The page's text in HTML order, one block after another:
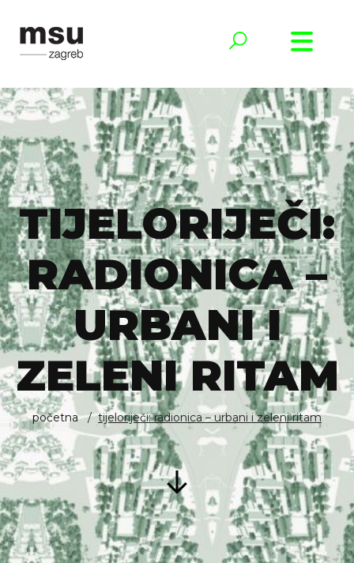
TIJELORIJEČI:
RADIONICA –
URBANI I
ZELENI RITAM
početna tijeloriječi: radionica – urbani i zeleni ritam